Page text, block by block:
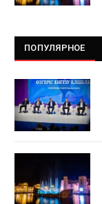
ПОПУЛЯРНОЕ